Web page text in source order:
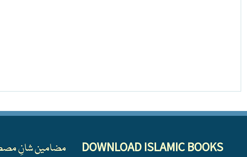
مضامین شانِ DOWNLOAD ISLAMIC BOOKS